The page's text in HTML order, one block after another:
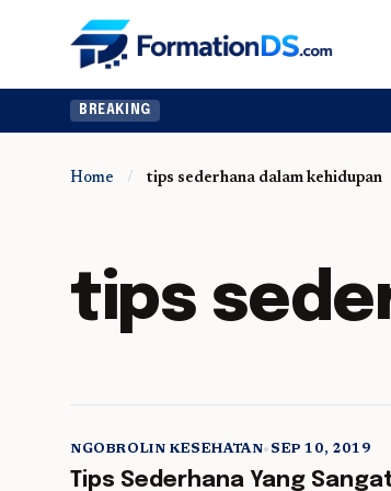
BREAKING
Home / tips sederhana dalam kehidupan
tips
NGOBROLIN KESEHATAN• SEP 10, 2019
Tips Sederhana Yang